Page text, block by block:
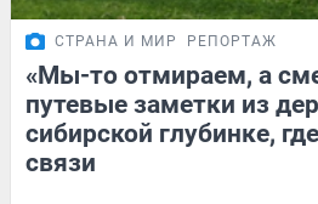
СТРАНА И МИР РЕПОРТАЖ
«Мы-то отмираем, а
путевые заметки из
сибирской глубинке,
связи